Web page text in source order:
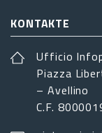
KONTAKTE
Ufficio
Piazza
– Avellino
C.F.